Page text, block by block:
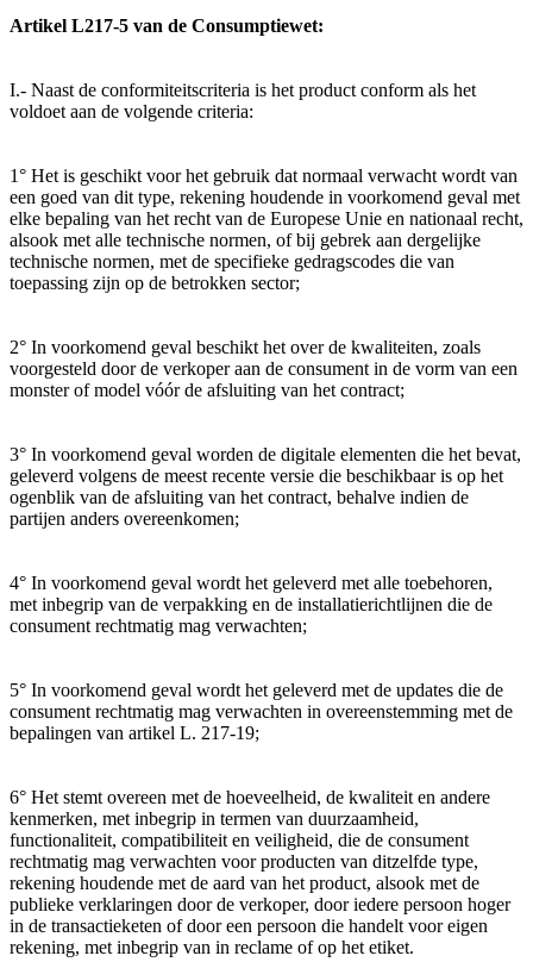
Artikel L217-5 van de Consumptiewet:
I.- Naast de conformiteitscriteria is het product conform als het
voldoet aan de volgende criteria:
1° Het is geschikt voor het gebruik dat normaal verwacht wordt van
een goed van dit type, rekening houdende in voorkomend geval met
elke bepaling van het recht van de Europese Unie en nationaal recht,
alsook met alle technische normen, of bij gebrek aan dergelijke
technische normen, met de specifieke gedragscodes die van
toepassing zijn op de betrokken sector;
2° In voorkomend geval beschikt het over de kwaliteiten, zoals
voorgesteld door de verkoper aan de consument in de vorm van een
monster of model vóór de afsluiting van het contract;
3° In voorkomend geval worden de digitale elementen die het bevat,
geleverd volgens de meest recente versie die beschikbaar is op het
ogenblik van de afsluiting van het contract, behalve indien de
partijen anders overeenkomen;
4° In voorkomend geval wordt het geleverd met alle toebehoren,
met inbegrip van de verpakking en de installatierichtlijnen die de
consument rechtmatig mag verwachten;
5° In voorkomend geval wordt het geleverd met de updates die de
consument rechtmatig mag verwachten in overeenstemming met de
bepalingen van artikel L. 217-19;
6° Het stemt overeen met de hoeveelheid, de kwaliteit en andere
kenmerken, met inbegrip in termen van duurzaamheid,
functionaliteit, compatibiliteit en veiligheid, die de consument
rechtmatig mag verwachten voor producten van ditzelfde type,
rekening houdende met de aard van het product, alsook met de
publieke verklaringen door de verkoper, door iedere persoon hoger
in de transactieketen of door een persoon die handelt voor eigen
rekening, met inbegrip van in reclame of op het etiket.